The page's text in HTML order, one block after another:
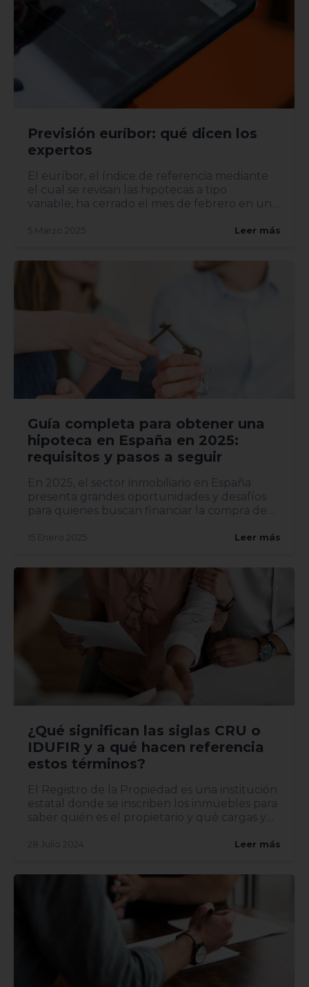
Previsión euríbor: qué dicen los
expertos
El euríbor, el índice de referencia mediante
el cual se revisan las hipotecas a tipo
variable, ha cerrado el mes de febrero en un
5 Marzo 2025 Leer más
Guía completa para obtener una
hipoteca en España en 2025:
requisitos y pasos a seguir
En 2025, el sector inmobiliario en España
presenta grandes oportunidades y desafíos
para quienes buscan financiar la compra de
15 Enero 2025 Leer más
¿Qué significan las siglas CRU o
IDUFIR y a qué hacen referencia
estos términos?
El Registro de la Propiedad es una institución
estatal donde se inscriben los inmuebles para
saber quién es el propietario y qué cargas y
28 Julio 2024 Leer más